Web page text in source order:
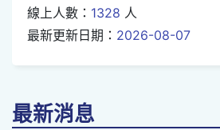
線上人數： 1328 人
最新更新日期： 2026-08-07
最新消息